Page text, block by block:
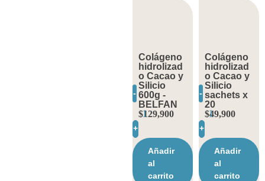
Colágeno
hidrolizad
o Cacao y
Silicio
600g -
BELFAN
$129,900
-
+
Añadir
al
carrito
Colágeno
hidrolizad
o Cacao y
Silicio
sachets x
20
$49,900
-
+
Añadir
al
carrito